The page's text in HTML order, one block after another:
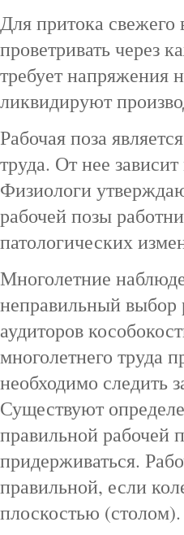
Для притока свежего
проветривать через
требует напряжения
ликвидируют
Рабочая поза
труда. От нее
Физиологи
рабочей позы
патологических
Многолетние
неправильный выбор
аудиторов
многолетнего труда
необходимо следить
Существуют
правильной рабочей
придерживаться.
правильной, если
плоскостью (столом).